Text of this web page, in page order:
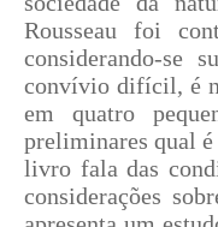
Rousseau foi
considerando-se
convívio difícil, é
em quatro
preliminares qual
livro fala das
considerações